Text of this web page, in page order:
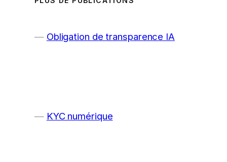
Obligation de transparence IA
KYC numérique